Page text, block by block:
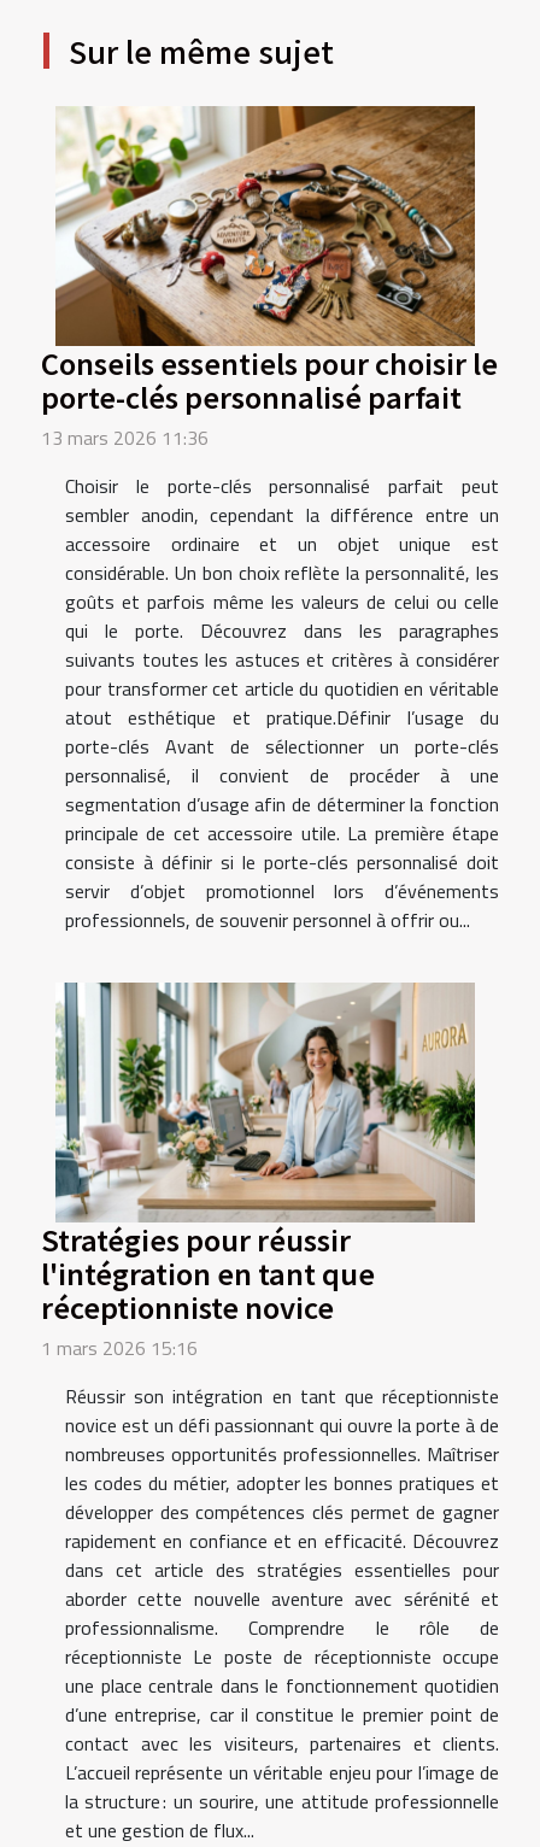
Sur le même sujet
Conseils essentiels pour choisir le
porte-clés personnalisé parfait
13 mars 2026 11:36
Choisir le porte-clés personnalisé parfait peut
sembler anodin, cependant la différence entre un
accessoire ordinaire et un objet unique est
considérable. Un bon choix reflète la personnalité, les
goûts et parfois même les valeurs de celui ou celle
qui le porte. Découvrez dans les paragraphes
suivants toutes les astuces et critères à considérer
pour transformer cet article du quotidien en véritable
atout esthétique et pratique.Définir l’usage du
porte-clés Avant de sélectionner un porte-clés
personnalisé, il convient de procéder à une
segmentation d’usage afin de déterminer la fonction
principale de cet accessoire utile. La première étape
consiste à définir si le porte-clés personnalisé doit
servir d’objet promotionnel lors d’événements
professionnels, de souvenir personnel à offrir ou...
Stratégies pour réussir
l'intégration en tant que
réceptionniste novice
1 mars 2026 15:16
Réussir son intégration en tant que réceptionniste
novice est un défi passionnant qui ouvre la porte à de
nombreuses opportunités professionnelles. Maîtriser
les codes du métier, adopter les bonnes pratiques et
développer des compétences clés permet de gagner
rapidement en confiance et en efficacité. Découvrez
dans cet article des stratégies essentielles pour
aborder cette nouvelle aventure avec sérénité et
professionnalisme. Comprendre le rôle de
réceptionniste Le poste de réceptionniste occupe
une place centrale dans le fonctionnement quotidien
d’une entreprise, car il constitue le premier point de
contact avec les visiteurs, partenaires et clients.
L’accueil représente un véritable enjeu pour l’image de
la structure : un sourire, une attitude professionnelle
et une gestion de flux...